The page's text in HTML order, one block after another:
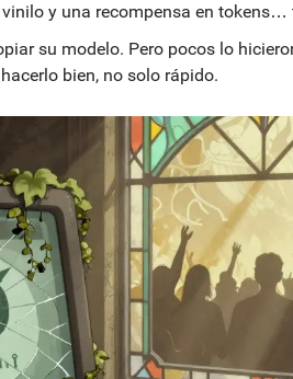
y una recompensa en
su modelo. Pero pocos lo
bien, no solo rápido.